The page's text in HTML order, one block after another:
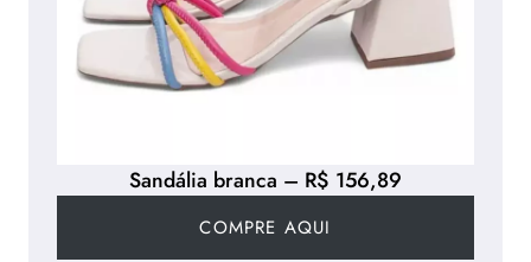
Sandália branca – R$ 156,89
COMPRE AQUI